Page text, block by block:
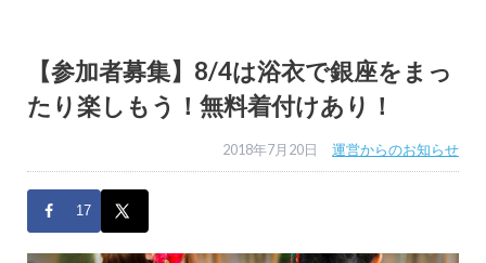
【参加者募集】8/4は浴衣で銀座をまっ
たり楽しもう！無料着付けあり！
2018年7月20日 運営からのお知らせ
17